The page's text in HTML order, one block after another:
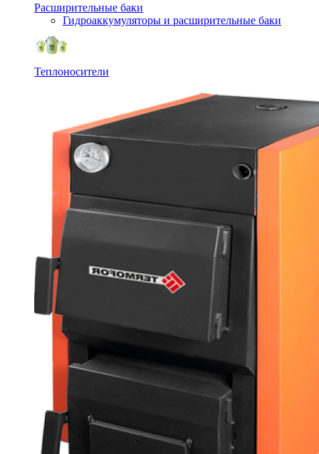
Расширительные баки
Гидроаккумуляторы и расширительные баки
Теплоносители